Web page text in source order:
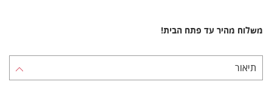
משלוח מהיר עד פתח הבית!
תיאור